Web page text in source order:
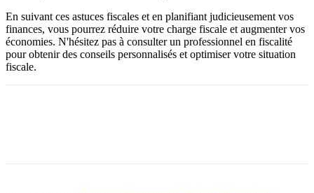
En suivant ces astuces fiscales et en planifiant judicieusement vos
finances, vous pourrez réduire votre charge fiscale et augmenter vos
économies. N'hésitez pas à consulter un professionnel en fiscalité
pour obtenir des conseils personnalisés et optimiser votre situation
fiscale.